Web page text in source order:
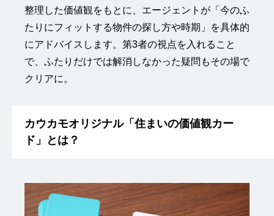
整理した価値観をもとに、エージェントが「今のふ
たりにフィットする物件の探し方や時期」を具体的
にアドバイスします。第3者の視点を入れること
で、ふたりだけでは解消しなかった疑問もその場で
クリアに。
カウカモオリジナル「住まいの価値観カー
ド」とは？